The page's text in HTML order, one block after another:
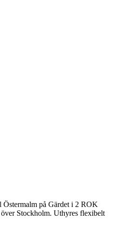
på Gärdet i 2 ROK
Stockholm. Uthyres flexibelt